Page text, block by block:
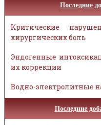
Последние
Критические
хирургических боль
Эндогенные
их коррекции
Водно-электролитные
Последние